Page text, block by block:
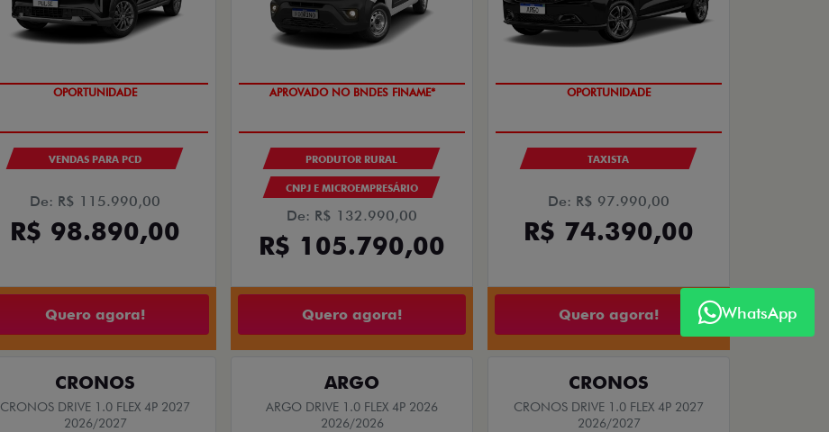
OPORTUNIDADE
VENDAS PARA PCD
De: R$ 115.990,00
R$ 98.890,00
Quero agora!
APROVADO NO BNDES FINAME*
PRODUTOR RURAL
CNPJ E MICROEMPRESÁRIO
De: R$ 132.990,00
R$ 105.790,00
Quero agora!
OPORTUNIDADE
TAXISTA
De: R$ 97.990,00
R$ 74.390,00
Quero agora!
CRONOS
CRONOS DRIVE 1.0 FLEX 4P 2027
2026/2027
ARGO
ARGO DRIVE 1.0 FLEX 4P 2026
2026/2026
CRONOS
CRONOS DRIVE 1.0 FLEX 4P 2027
2026/2027
WhatsApp